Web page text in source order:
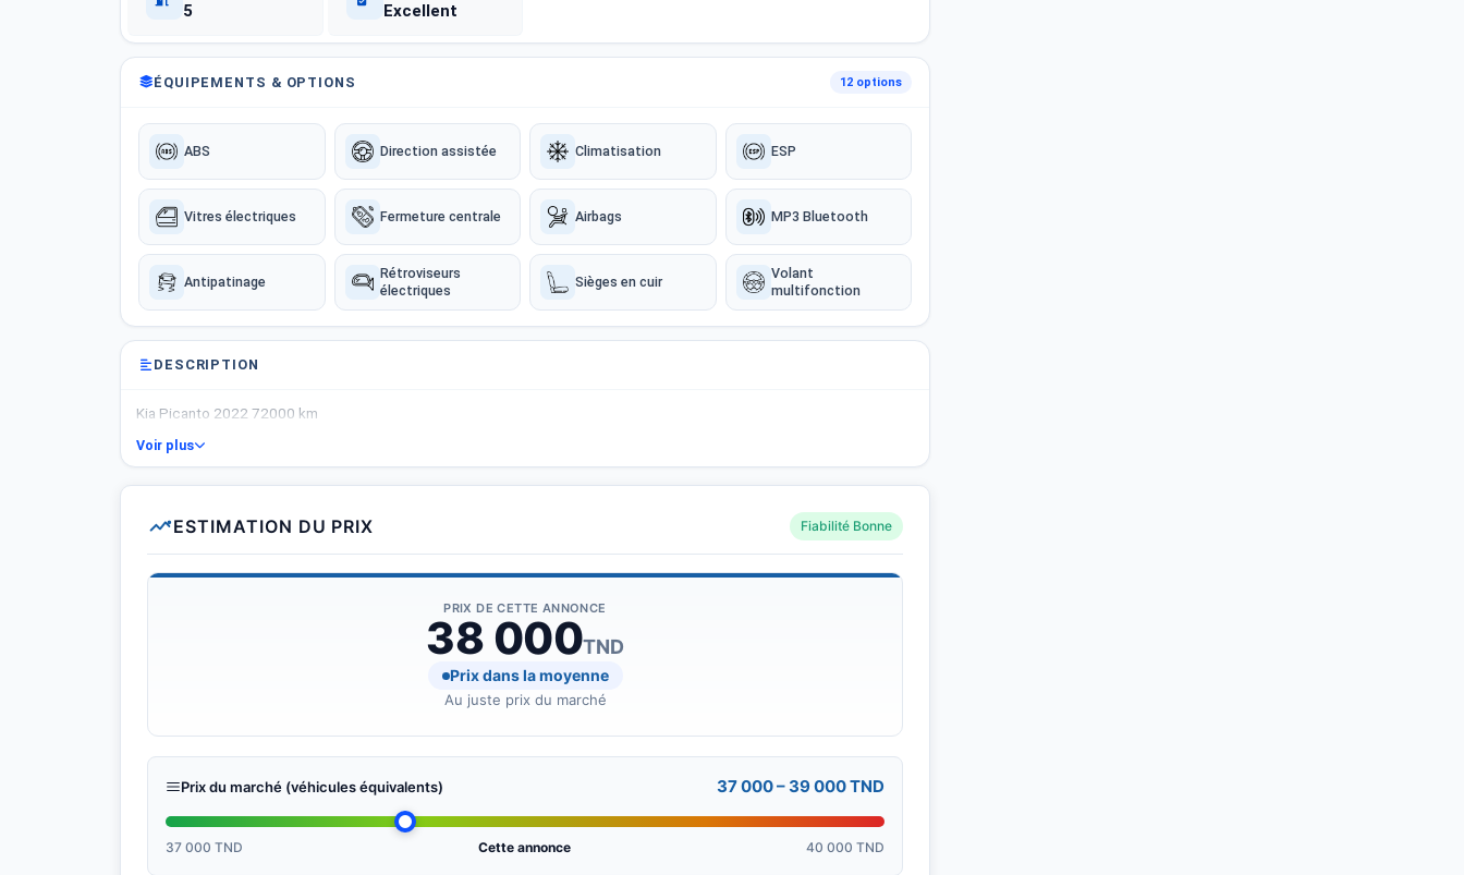
5 Excellent
ÉQUIPEMENTS & OPTIONS 12 options
ABS Direction assistée Climatisation ESP
Vitres électriques Fermeture centrale Airbags MP3 Bluetooth
Antipatinage
Rétroviseurs
électriques
Sièges en cuir
Volant
multifonction
DESCRIPTION
Kia Picanto 2022 72000 km
Voir plus
ESTIMATION DU PRIX Fiabilité Bonne
PRIX DE CETTE ANNONCE
38 000TND
Prix dans la moyenne
Au juste prix du marché
Prix du marché (véhicules équivalents) 37 000 – 39 000 TND
37 000 TND Cette annonce 40 000 TND